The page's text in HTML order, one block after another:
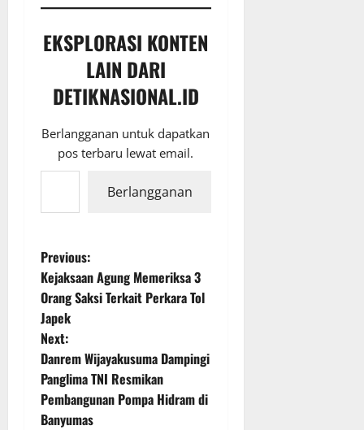
EKSPLORASI KONTEN
LAIN DARI
DETIKNASIONAL.ID
Berlangganan untuk dapatkan
pos terbaru lewat email.
Ketikkan email Anda...
Berlangganan
P
o
s
t
n
Previous:
Kejaksaan Agung Memeriksa 3
Orang Saksi Terkait Perkara Tol
Japek
Next:
Danrem Wijayakusuma Dampingi
Panglima TNI Resmikan
Pembangunan Pompa Hidram di
Banyumas